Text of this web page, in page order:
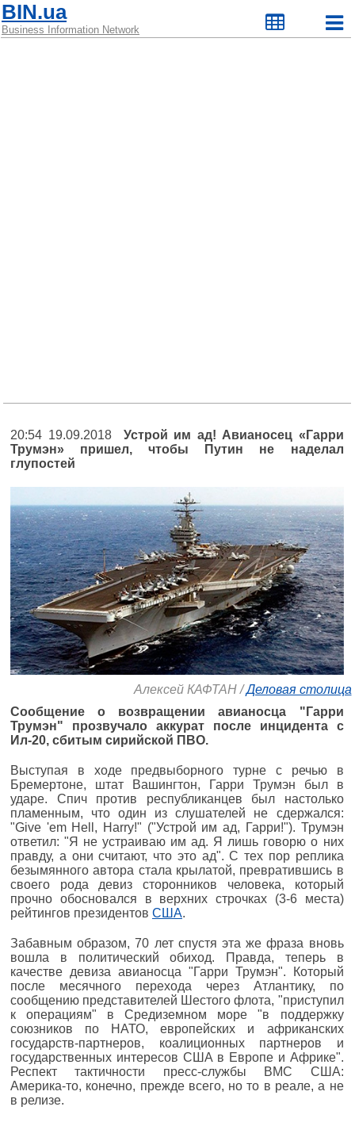
BIN.ua
Business Information Network
20:54 19.09.2018 Устрой им ад! Авианосец «Гарри
Трумэн» пришел, чтобы Путин не наделал
глупостей
Алексей КАФТАН /Деловая столица
Сообщение о возвращении авианосца "Гарри
Трумэн" прозвучало аккурат после инцидента с
Ил-20, сбитым сирийской ПВО.
Выступая в ходе предвыборного турне с речью в
Бремертоне, штат Вашингтон, Гарри Трумэн был в
ударе. Спич против республиканцев был настолько
пламенным, что один из слушателей не сдержался:
"Give 'em Hell, Harry!" ("Устрой им ад, Гарри!"). Трумэн
ответил: "Я не устраиваю им ад. Я лишь говорю о них
правду, а они считают, что это ад". С тех пор реплика
безымянного автора стала крылатой, превратившись в
своего рода девиз сторонников человека, который
прочно обосновался в верхних строчках (3-6 места)
рейтингов президентов США.
Забавным образом, 70 лет спустя эта же фраза вновь
вошла в политический обиход. Правда, теперь в
качестве девиза авианосца "Гарри Трумэн". Который
после месячного перехода через Атлантику, по
сообщению представителей Шестого флота, "приступил
к операциям" в Средиземном море "в поддержку
союзников по НАТО, европейских и африканских
государств-партнеров, коалиционных партнеров и
государственных интересов США в Европе и Африке".
Респект тактичности пресс-службы ВМС США:
Америка-то, конечно, прежде всего, но то в реале, а не
в релизе.